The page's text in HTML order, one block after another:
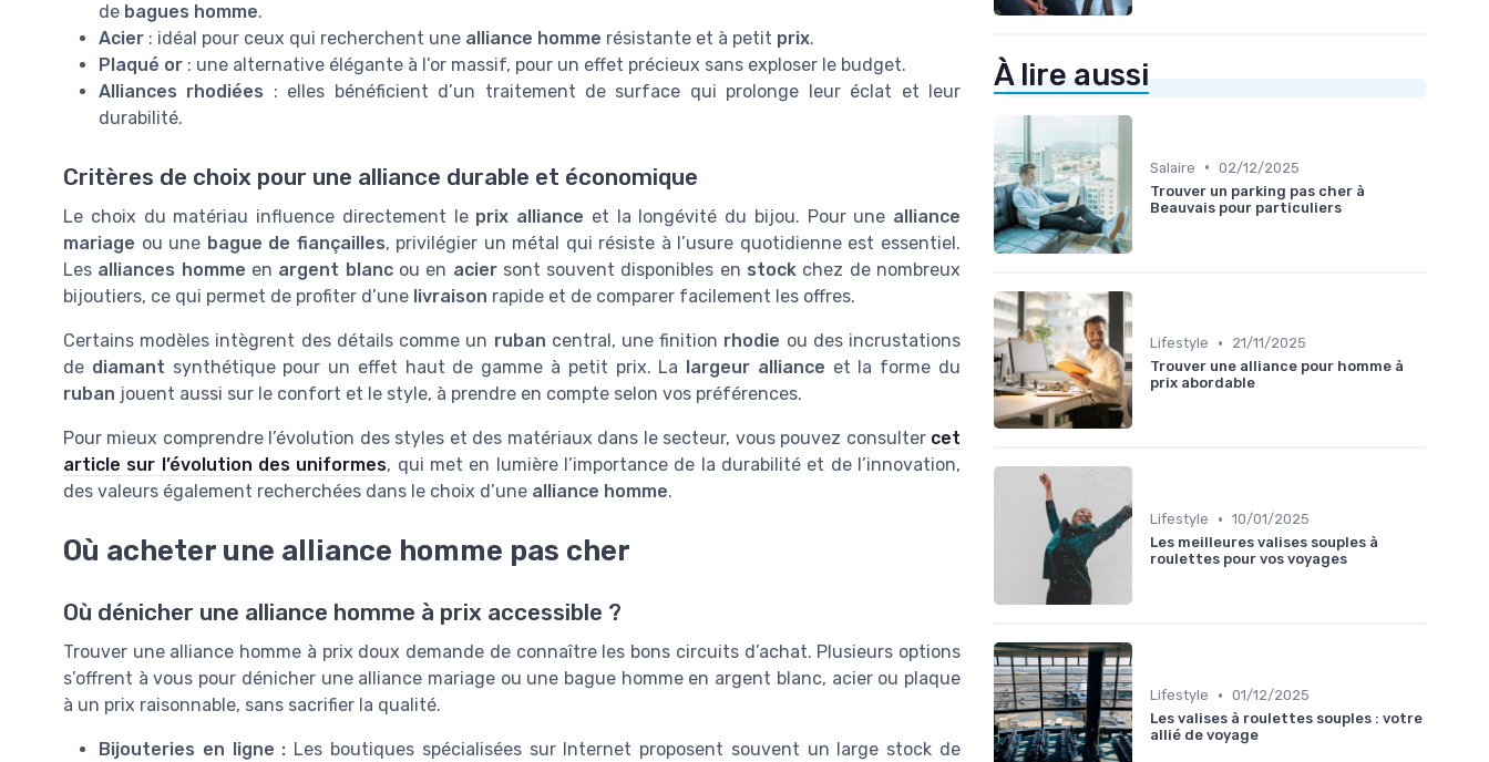
de bagues homme.
Acier : idéal pour ceux qui recherchent une alliance homme résistante et à petit prix.
Plaqué or : une alternative élégante à l’or massif, pour un effet précieux sans exploser le budget.
Alliances rhodiées : elles bénéficient d’un traitement de surface qui prolonge leur éclat et leur
durabilité.
Critères de choix pour une alliance durable et économique
Le choix du matériau influence directement le prix alliance et la longévité du bijou. Pour une alliance
mariage ou une bague de fiançailles, privilégier un métal qui résiste à l’usure quotidienne est essentiel.
Les alliances homme en argent blancou en aciersont souvent disponibles en stock chez de nombreux
bijoutiers, ce qui permet de profiter d’une livraison rapide et de comparer facilement les offres.
Certains modèles intègrent des détails comme un ruban central, une finition rhodie ou des incrustations
de diamant synthétique pour un effet haut de gamme à petit prix. La largeur alliance et la forme du
ruban jouent aussi sur le confort et le style, à prendre en compte selon vos préférences.
Pour mieux comprendre l’évolution des styles et des matériaux dans le secteur, vous pouvez consulter cet
article sur l’évolution des uniformes, qui met en lumière l’importance de la durabilité et de l’innovation,
des valeurs également recherchées dans le choix d’une alliance homme.
Où acheter une alliance homme pas cher
Où dénicher une alliance homme à prix accessible ?
Trouver une alliance homme à prix doux demande de connaître les bons circuits d’achat. Plusieurs options
s’offrent à vous pour dénicher une alliance mariage ou une bague homme en argent blanc, acier ou plaque
à un prix raisonnable, sans sacrifier la qualité.
Bijouteries en ligne : Les boutiques spécialisées sur Internet proposent souvent un large stock de
À lire aussi
Salaire • 02/12/2025
Trouver un parking pas cher à
Beauvais pour particuliers
Lifestyle •
21/11/2025
Trouver une alliance pour homme à
prix abordable
Lifestyle • 10/01/2025
Les meilleures valises souples à
roulettes pour vos voyages
Lifestyle • 01/12/2025
Les valises à roulettes souples : votre
allié de voyage